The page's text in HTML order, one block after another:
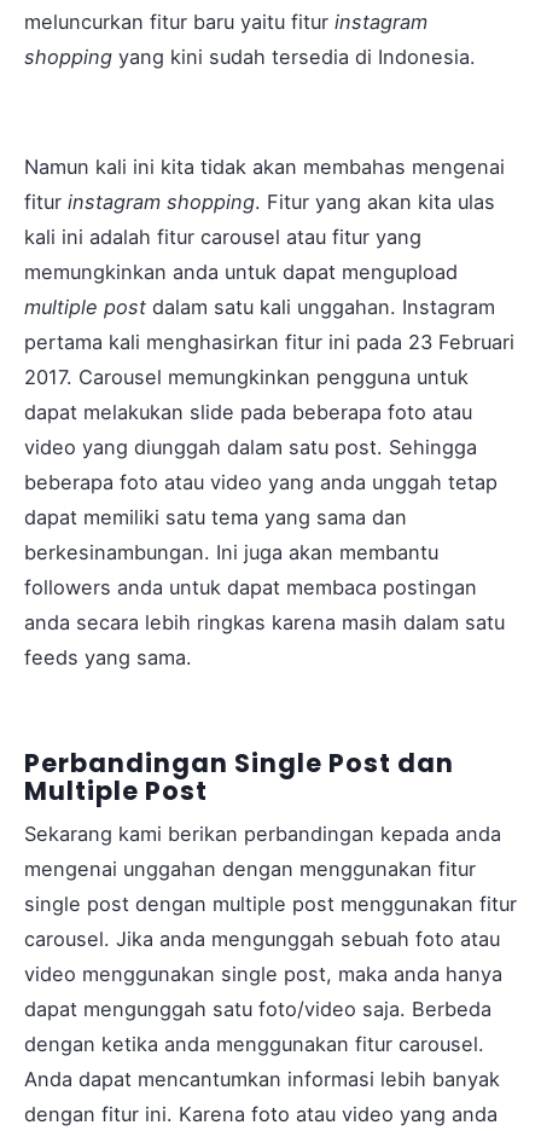
meluncurkan fitur baru yaitu fitur instagram
shopping yang kini sudah tersedia di Indonesia.
Namun kali ini kita tidak akan membahas mengenai
fitur instagram shopping. Fitur yang akan kita ulas
kali ini adalah fitur carousel atau fitur yang
memungkinkan anda untuk dapat mengupload
multiple post dalam satu kali unggahan. Instagram
pertama kali menghasirkan fitur ini pada 23 Februari
2017. Carousel memungkinkan pengguna untuk
dapat melakukan slide pada beberapa foto atau
video yang diunggah dalam satu post. Sehingga
beberapa foto atau video yang anda unggah tetap
dapat memiliki satu tema yang sama dan
berkesinambungan. Ini juga akan membantu
followers anda untuk dapat membaca postingan
anda secara lebih ringkas karena masih dalam satu
feeds yang sama.
Perbandingan Single Post dan
Multiple Post
Sekarang kami berikan perbandingan kepada anda
mengenai unggahan dengan menggunakan fitur
single post dengan multiple post menggunakan fitur
carousel. Jika anda mengunggah sebuah foto atau
video menggunakan single post, maka anda hanya
dapat mengunggah satu foto/video saja. Berbeda
dengan ketika anda menggunakan fitur carousel.
Anda dapat mencantumkan informasi lebih banyak
dengan fitur ini. Karena foto atau video yang anda